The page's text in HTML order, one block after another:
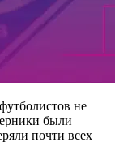
не
были
почти всех